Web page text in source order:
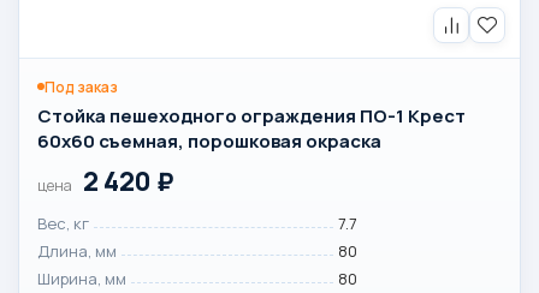
Под заказ
Стойка пешеходного ограждения ПО-1 Крест
60х60 съемная, порошковая окраска
цена 2 420 ₽
Вес, кг
7.7
Длина, мм
80
Ширина, мм
80